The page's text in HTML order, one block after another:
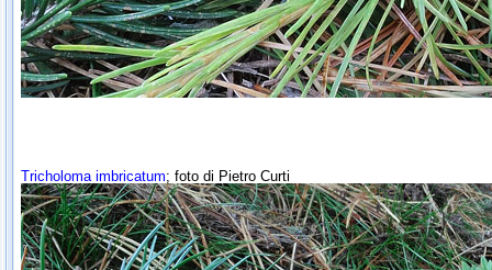
Tricholoma imbricatum; foto di Pietro Curti